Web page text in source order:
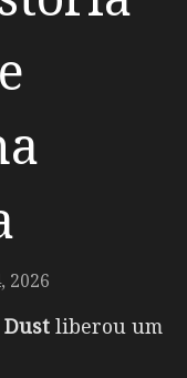
2026
liberou um